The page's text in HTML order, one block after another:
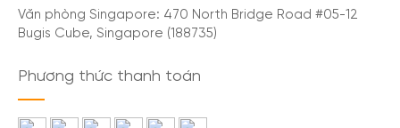
Văn phòng Singapore: 470 North Bridge Road #05-12
Bugis Cube, Singapore (188735)
Phương thức thanh toán